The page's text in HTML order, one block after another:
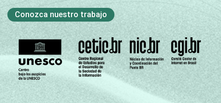
Conozca nuestro trabajo